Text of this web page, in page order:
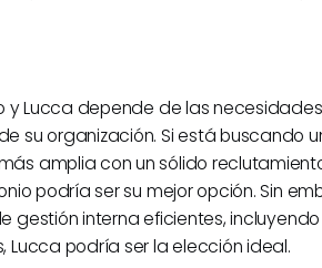
y Lucca depende de las
su organización. Si está buscando
amplia con un sólido
podría ser su mejor opción. Sin
gestión interna eficientes,
Lucca podría ser la elección ideal.